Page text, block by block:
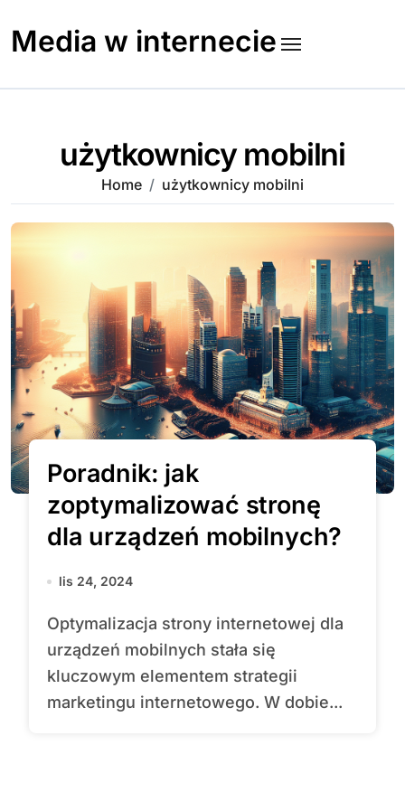
content
Media w internecie
użytkownicy mobilni
Home użytkownicy mobilni
Poradnik: jak
zoptymalizować stronę
dla urządzeń mobilnych?
lis 24, 2024
Optymalizacja strony internetowej dla
urządzeń mobilnych stała się
kluczowym elementem strategii
marketingu internetowego. W dobie...